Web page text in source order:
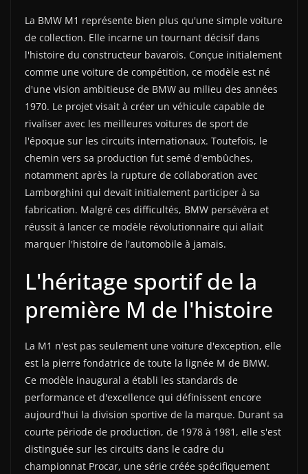
La BMW M1 représente bien plus qu'une simple voiture
de collection. Elle incarne un tournant décisif dans
l'histoire du constructeur bavarois. Conçue initialement
comme une voiture de compétition, ce modèle est né
d'une vision ambitieuse de BMW au milieu des années
1970. Le projet visait à créer un véhicule capable de
rivaliser avec les meilleures voitures de sport de
l'époque sur les circuits internationaux. Toutefois, le
chemin vers sa production fut semé d'embûches,
notamment après la rupture de collaboration avec
Lamborghini qui devait initialement participer à sa
fabrication. Malgré ces difficultés, BMW persévéra et
réussit à lancer ce modèle révolutionnaire qui allait
marquer l'histoire de l'automobile à jamais.
L'héritage sportif de la
première M de l'histoire
La M1 n'est pas seulement une voiture d'exception, elle
est la pierre fondatrice de toute la lignée M de BMW.
Ce modèle inaugural a établi les standards de
performance et d'excellence qui définissent encore
aujourd'hui la division sportive de la marque. Durant sa
courte période de production, de 1978 à 1981, elle s'est
distinguée sur les circuits dans le cadre du
championnat Procar, une série créée spécifiquement